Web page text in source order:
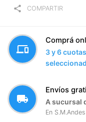
share COMPARTIR
devices
Comprá
3 y 6
local_shipping
Envíos
A sucursal
En